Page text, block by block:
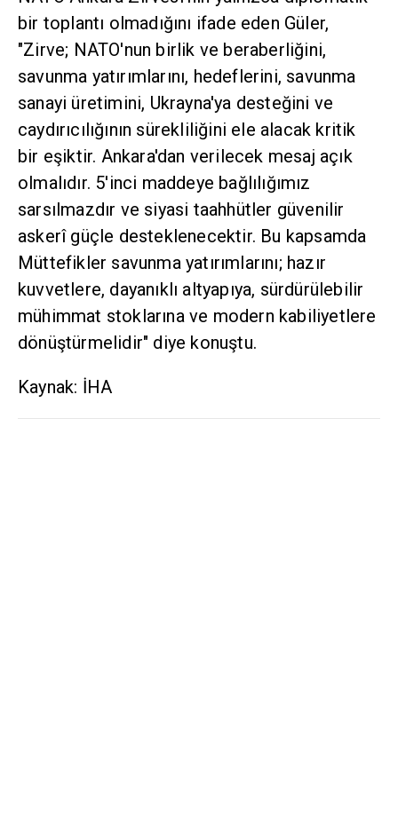
bir toplantı olmadığını ifade eden Güler,
"Zirve; NATO'nun birlik ve beraberliğini,
savunma yatırımlarını, hedeflerini, savunma
sanayi üretimini, Ukrayna'ya desteğini ve
caydırıcılığının sürekliliğini ele alacak kritik
bir eşiktir. Ankara'dan verilecek mesaj açık
olmalıdır. 5'inci maddeye bağlılığımız
sarsılmazdır ve siyasi taahhütler güvenilir
askerî güçle desteklenecektir. Bu kapsamda
Müttefikler savunma yatırımlarını; hazır
kuvvetlere, dayanıklı altyapıya, sürdürülebilir
mühimmat stoklarına ve modern kabiliyetlere
dönüştürmelidir" diye konuştu.
Kaynak: İHA